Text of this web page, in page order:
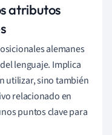
atributos
alemanes
lenguaje. Implica
utilizar, sino también
relacionado en
puntos clave para